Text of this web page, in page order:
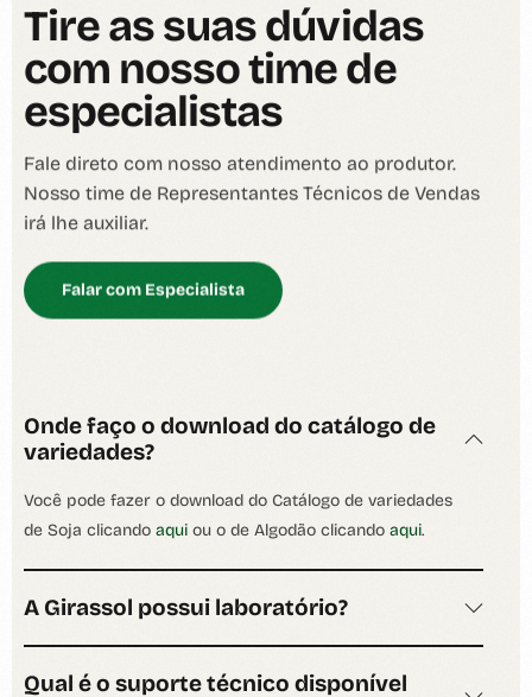
Tireassuasdúvidas
com nossotimede
especialistas
Fale direto com nosso atendimento ao produtor.
Nosso time de Representantes Técnicos de Vendas
irá lhe auxiliar.
Falar com Especialista
Onde faço o download do catálogo de
variedades?
Você pode fazer o download do Catálogo de variedades
de Soja clicando aqui ou o de Algodão clicando aqui.
A Girassol possui laboratório?
Qual é o suporte técnico disponível